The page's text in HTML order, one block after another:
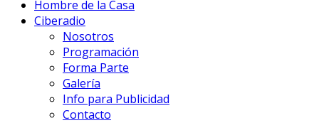
Hombre de la Casa
Ciberadio
Nosotros
Programación
Forma Parte
Galería
Info para Publicidad
Contacto